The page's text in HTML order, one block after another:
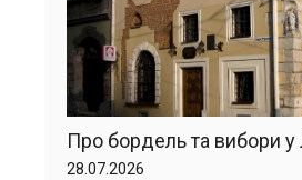
Про бордель та вибори у
28.07.2026